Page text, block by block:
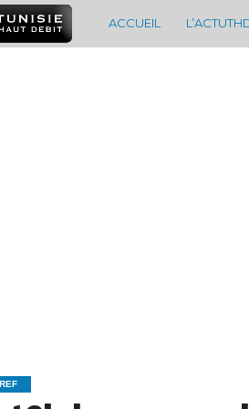
ACCUEIL